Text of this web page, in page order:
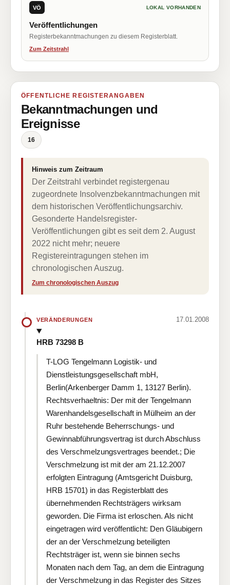
VÖ LOKAL VORHANDEN
Veröffentlichungen
Registerbekanntmachungen zu diesem Registerblatt.
Zum Zeitstrahl
ÖFFENTLICHE REGISTERANGABEN
Bekanntmachungen und
Ereignisse
16
Hinweis zum Zeitraum
Der Zeitstrahl verbindet registergenau
zugeordnete Insolvenzbekanntmachungen mit
dem historischen Veröffentlichungsarchiv.
Gesonderte Handelsregister-
Veröffentlichungen gibt es seit dem 2. August
2022 nicht mehr; neuere
Registereintragungen stehen im
chronologischen Auszug.
Zum chronologischen Auszug
VERÄNDERUNGEN 17.01.2008
HRB 73298 B
T-LOG Tengelmann Logistik- und
Dienstleistungsgesellschaft mbH,
Berlin(Arkenberger Damm 1, 13127 Berlin).
Rechtsverhaeltnis: Der mit der Tengelmann
Warenhandelsgesellschaft in Mülheim an der
Ruhr bestehende Beherrschungs- und
Gewinnabführungsvertrag ist durch Abschluss
des Verschmelzungsvertrages beendet.; Die
Verschmelzung ist mit der am 21.12.2007
erfolgten Eintragung (Amtsgericht Duisburg,
HRB 15701) in das Registerblatt des
übernehmenden Rechtsträgers wirksam
geworden. Die Firma ist erloschen. Als nicht
eingetragen wird veröffentlicht: Den Gläubigern
der an der Verschmelzung beteiligten
Rechtsträger ist, wenn sie binnen sechs
Monaten nach dem Tag, an dem die Eintragung
der Verschmelzung in das Register des Sitzes